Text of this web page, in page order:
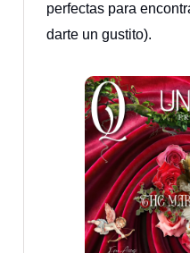
perfectas para
darte un gustito).